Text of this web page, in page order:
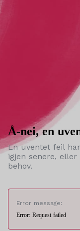
Å-nei, en
En uventet feil
igjen senere,
behov.
Error message:
Error: Request failed